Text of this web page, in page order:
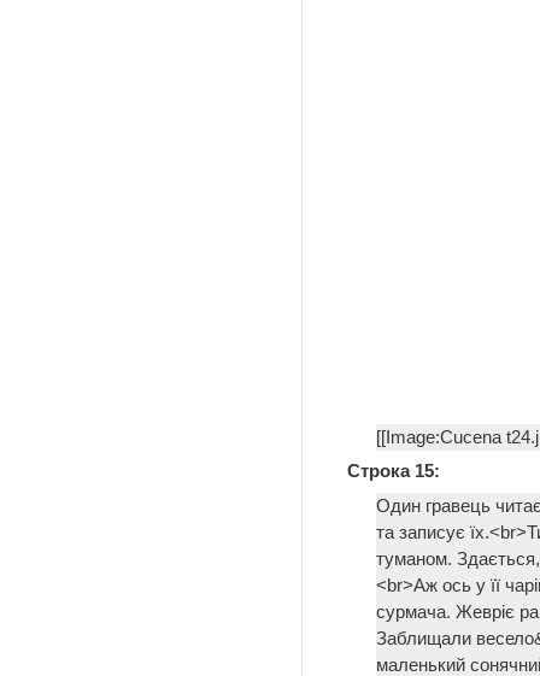
[[Image:Cucena
Строка 15:
Один гравець
та записує
туманом.
<br>Аж ось у її
сурмача. Жевріє
Заблищали
маленький